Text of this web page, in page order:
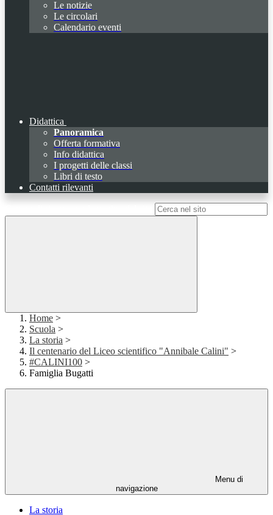
Le notizie
Le circolari
Calendario eventi
Didattica
Panoramica
Offerta formativa
Info didattica
I progetti delle classi
Libri di testo
Contatti rilevanti
Home >
Scuola >
La storia >
Il centenario del Liceo scientifico "Annibale Calini" >
#CALINI100 >
Famiglia Bugatti
Menu di
navigazione
La storia